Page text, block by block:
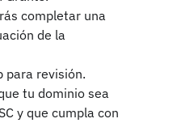
completar una
de la
para revisión.
tu dominio sea
y que cumpla con